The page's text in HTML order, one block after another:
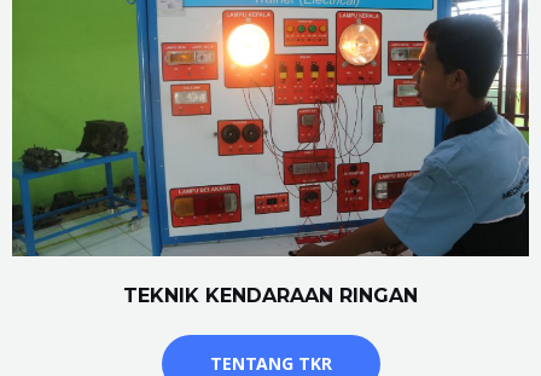
TEKNIK KENDARAAN RINGAN
TENTANG TKR